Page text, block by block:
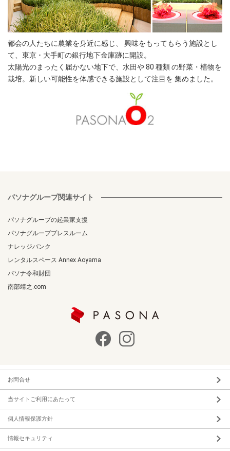
都会の人たちに農業を身近に感じ、 興味をもってもらう施設とし
て、東京 ･ 大手町の銀行地下金庫跡に開設。
太陽光のまったく届かない地下で、水田や 80 種類 の野菜・植物を
栽培。新しい可能性を体感できる施設として注目を 集めました。
パソナグループ関連サイト
パソナグループの起業家支援
パソナグループプレスルーム
ナレッジバンク
レンタルスペース Annex Aoyama
パソナ令和財団
南部靖之.com
お問合せ
当サイトご利用にあたって
個人情報保護方針
情報セキュリティ